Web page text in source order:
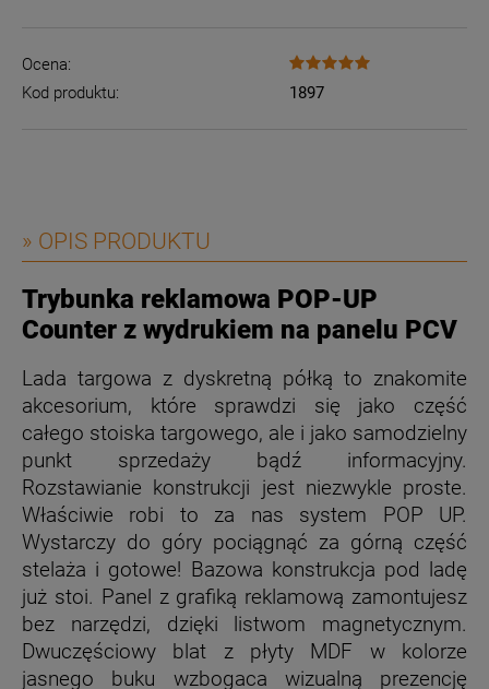
Ocena:
Kod produktu:
1897
» OPIS PRODUKTU
Trybunka reklamowa POP-UP
Counter z wydrukiem na panelu PCV
Lada targowa z dyskretną półką to znakomite
akcesorium, które sprawdzi się jako część
całego stoiska targowego, ale i jako samodzielny
punkt sprzedaży bądź informacyjny.
Rozstawianie konstrukcji jest niezwykle proste.
Właściwie robi to za nas system POP UP.
Wystarczy do góry pociągnąć za górną część
stelaża i gotowe! Bazowa konstrukcja pod ladę
już stoi. Panel z grafiką reklamową zamontujesz
bez narzędzi, dzięki listwom magnetycznym.
Dwuczęściowy blat z płyty MDF w kolorze
jasnego buku wzbogaca wizualną prezencję